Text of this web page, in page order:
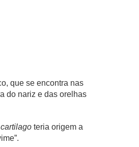
que se encontra nas
do nariz e das orelhas
cartilago teria origem a